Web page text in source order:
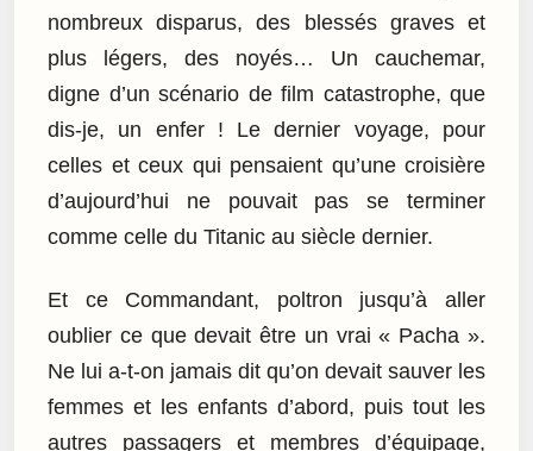
nombreux disparus, des blessés graves et
plus légers, des noyés… Un cauchemar,
digne d’un scénario de film catastrophe, que
dis-je, un enfer ! Le dernier voyage, pour
celles et ceux qui pensaient qu’une croisière
d’aujourd’hui ne pouvait pas se terminer
comme celle du Titanic au siècle dernier.
Et ce Commandant, poltron jusqu’à aller
oublier ce que devait être un vrai « Pacha ».
Ne lui a-t-on jamais dit qu’on devait sauver les
femmes et les enfants d’abord, puis tout les
autres passagers et membres d’équipage,